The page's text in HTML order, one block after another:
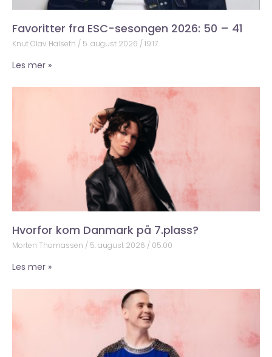
Favoritter fra ESC-sesongen 2026: 50 – 41
Knut Olav Halseth 5. august 2026 19:17
Les mer »
Hvorfor kom Danmark på 7.plass?
Morten Thomassen 5. august 2026 05:00
Les mer »